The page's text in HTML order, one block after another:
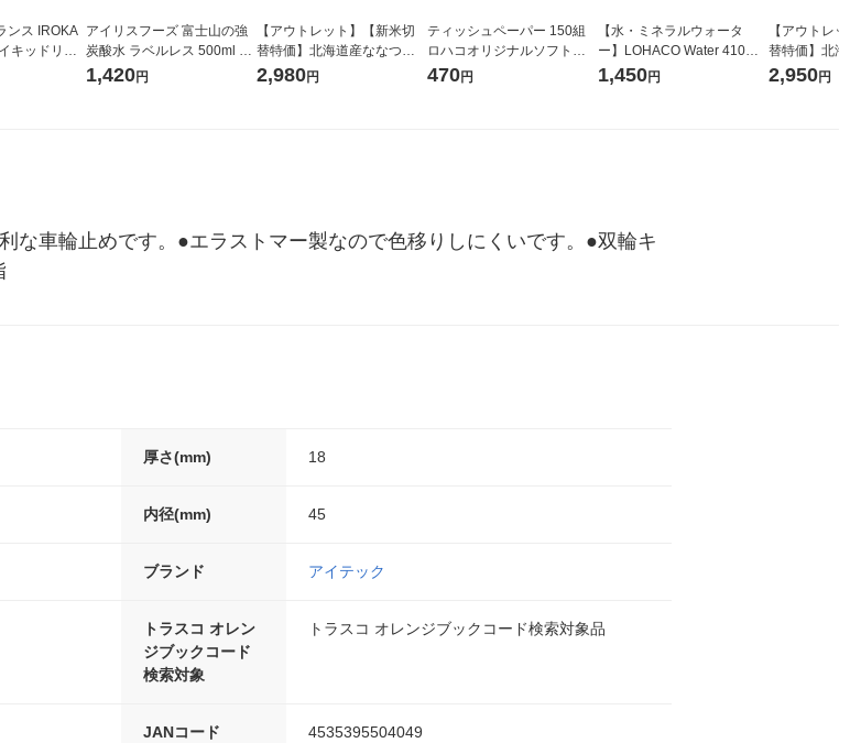
ンス IROKA
キッドリリ
詰め替え 超
アイリスフーズ 富士山の強
炭酸水 ラベルレス 500ml 1
箱（24本入）
1,420円
【アウトレット】【新米切
替特価】北海道産ななつぼ
し 無洗米 5kg 1袋 令和7年産
2,980円
ティッシュペーパー 150組
ロハコオリジナルソフトパ
ックティッシュ フィオナ オ
470円
【水・ミネラルウォータ
ー】LOHACO Water 410ml
1箱（20本入）ラベルレス
1,450円
【アウトレッ
替特価】北海
し 精白米 5kg
2,950円
な車輪止めです。●エラストマー製なので色移りしにくいです。●双輪キ
厚さ(mm) 18
内径(mm) 45
ブランド アイテック
トラスコ オレン
ジブックコード
検索対象
トラスコ オレンジブックコード検索対象品
JANコード 4535395504049